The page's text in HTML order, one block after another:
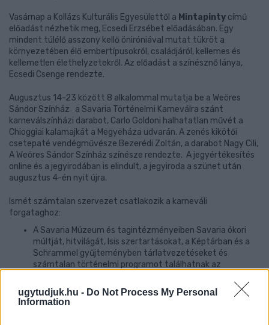
ugytudjuk.hu - Do Not Process My Personal
Information
Vasárnap a Kollázs Kulturális Egyesülettől a Mintapinty című
előadást nézhetik meg, Ecsedi Erzsébet előadásában. Egy
mindent túlélő asszony kellő öniróniával mutat tükröt a
környezetében élő embertípusokról, családjáról, kellemes és
kellemetlen élethelyzetekről. Az előadást a színésznő lánya,
Ecsedi Csenge rendezte.
Augusztus 14-23 között 8 alkalommal mutatja be a Weöres
Sándor Színház a Savaria Történelmi Karneválra szánt
karneválszínházi darabot, Carlo Goldoni halhatatlan művét a
Chioggiai kalamajkát a Megyeháza udvarán. A zenés kikötői
csetepaté vendégművésze Bezerédi Zoltán, a darabot Nagy Cili,
A Weöres Sándor Színház színésze rendezte. A jegyértékesítés
online és a jegyirodában is elindult, a jegyiroda a szünet után
augusztus 4-én nyit újra.
Ismét számtalan szervezet csatlakozik a karneváli
forgataghoz:
A Savaria Múzeum és tagintézményeiben Savaria ókori
múltját, hitvilágát, Isis szertartásokat, a Képtárban és a
Schrammel gyűjteményben tárlatvezetéseket és
számtalan történelmi programot találhatnak az
Jótékonysági helyszínként működik a Savaria Mozi
árkádjai alatt a Miraculum, ahol a keleti és a nyugati